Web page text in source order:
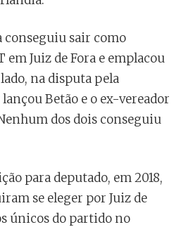
conseguiu sair como
em Juiz de Fora e emplacou
na disputa pela
Betão e o ex-vereador
dos dois conseguiu
para deputado, em 2018,
se eleger por Juiz de
únicos do partido no